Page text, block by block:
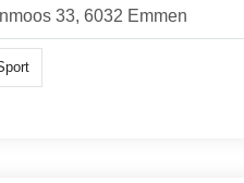
33, 6032 Emmen